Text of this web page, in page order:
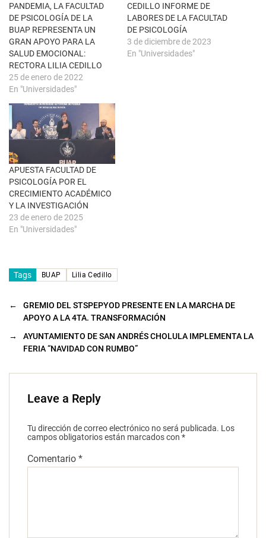
t
a
n
a
n
u
e
v
a
)
(
S
e
a
b
r
e
e
n
u
n
a
v
e
n
t
a
a
n
u
e
v
a
)
PANDEMIA, LA FACULTAD
DE PSICOLOGÍA DE LA
BUAP REPRESENTA UN
GRAN APOYO PARA LA
SALUD EMOCIONAL:
RECTORA LILIA CEDILLO
25 de enero de 2022
En "Universidades"
CEDILLO INFORME DE
LABORES DE LA FACULTAD
DE PSICOLOGÍA
3 de diciembre de 2023
En "Universidades"
APUESTA FACULTAD DE
PSICOLOGÍA POR EL
CRECIMIENTO ACADÉMICO
Y LA INVESTIGACIÓN
23 de enero de 2025
En "Universidades"
Tags BUAP Lilia Cedillo
←
GREMIO DEL STSPEPYOD PRESENTE EN LA MARCHA DE
APOYO A LA 4TA. TRANSFORMACIÓN
→
AYUNTAMIENTO DE SAN ANDRÉS CHOLULA IMPLEMENTA LA
FERIA “NAVIDAD CON RUMBO”
Leave a Reply
Tu dirección de correo electrónico no será publicada. Los
campos obligatorios están marcados con *
Comentario *